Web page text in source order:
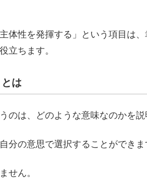
体性を発揮する」という項目は
立ちます。
は
のは、どのような意味なのかを説
分の意思で選択することができま
せん。